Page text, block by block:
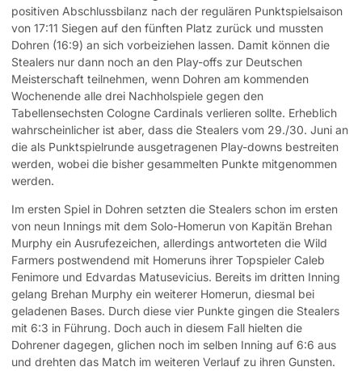
positiven Abschlussbilanz nach der regulären Punktspielsaison
von 17:11 Siegen auf den fünften Platz zurück und mussten
Dohren (16:9) an sich vorbeiziehen lassen. Damit können die
Stealers nur dann noch an den Play-offs zur Deutschen
Meisterschaft teilnehmen, wenn Dohren am kommenden
Wochenende alle drei Nachholspiele gegen den
Tabellensechsten Cologne Cardinals verlieren sollte. Erheblich
wahrscheinlicher ist aber, dass die Stealers vom 29./30. Juni an
die als Punktspielrunde ausgetragenen Play-downs bestreiten
werden, wobei die bisher gesammelten Punkte mitgenommen
werden.
Im ersten Spiel in Dohren setzten die Stealers schon im ersten
von neun Innings mit dem Solo-Homerun von Kapitän Brehan
Murphy ein Ausrufezeichen, allerdings antworteten die Wild
Farmers postwendend mit Homeruns ihrer Topspieler Caleb
Fenimore und Edvardas Matusevicius. Bereits im dritten Inning
gelang Brehan Murphy ein weiterer Homerun, diesmal bei
geladenen Bases. Durch diese vier Punkte gingen die Stealers
mit 6:3 in Führung. Doch auch in diesem Fall hielten die
Dohrener dagegen, glichen noch im selben Inning auf 6:6 aus
und drehten das Match im weiteren Verlauf zu ihren Gunsten.